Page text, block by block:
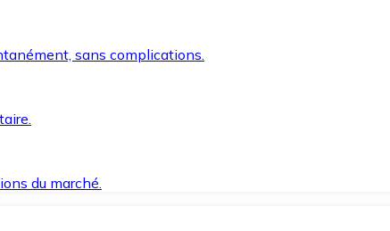
sans complications.
du marché.